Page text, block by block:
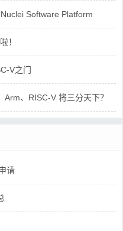
Software Platform
！
V之门
、RISC-V 将三分天下？
请